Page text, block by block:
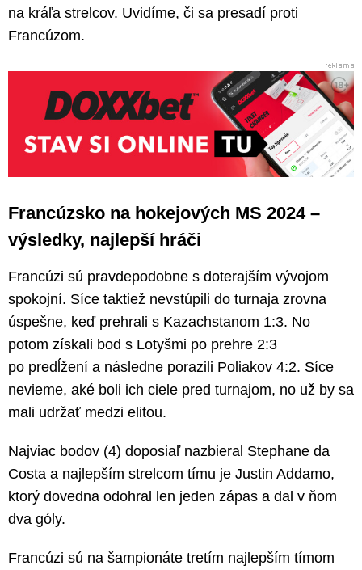
na kráľa strelcov. Uvidíme, či sa presadí proti
Francúzom.
Francúzsko na hokejových MS 2024 –
výsledky, najlepší hráči
Francúzi sú pravdepodobne s doterajším vývojom
spokojní. Síce taktiež nevstúpili do turnaja zrovna
úspešne, keď prehrali s Kazachstanom 1:3. No
potom získali bod s Lotyšmi po prehre 2:3
po predĺžení a následne porazili Poliakov 4:2. Síce
nevieme, aké boli ich ciele pred turnajom, no už by sa
mali udržať medzi elitou.
Najviac bodov (4) doposiaľ nazbieral Stephane da
Costa a najlepším strelcom tímu je Justin Addamo,
ktorý dovedna odohral len jeden zápas a dal v ňom
dva góly.
Francúzi sú na šampionáte tretím najlepším tímom